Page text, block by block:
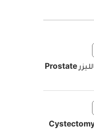
جراحة البروستاتا بالليزر Prostate